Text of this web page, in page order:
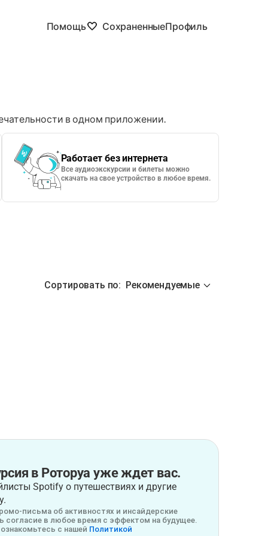
Помощь СохраненныеПрофиль
в одном приложении.
Работает без интернета
Все аудиоэкскурсии и билеты можно
скачать на свое устройство в любое время.
Сортировать по: Рекомендуемые
в Роторуа уже ждет вас.
Spotify о путешествиях и другие
письма об активностях и инсайдерские
в любое время с эффектом на будущее.
с нашей Политикой